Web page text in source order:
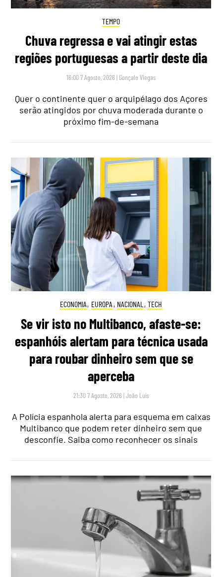
TEMPO
Chuva regressa e vai atingir estas
regiões portuguesas a partir deste dia
16:00 7 Agosto, 2026 | Gonçalo Viegas
Quer o continente quer o arquipélago dos Açores
serão atingidos por chuva moderada durante o
próximo fim-de-semana
ECONOMIA, EUROPA , NACIONAL , TECH
Se vir isto no Multibanco, afaste-se:
espanhóis alertam para técnica usada
para roubar dinheiro sem que se
aperceba
21:30 7 Agosto, 2026 |João Luís
A Polícia espanhola alerta para esquema em caixas
Multibanco que podem reter dinheiro sem que
desconfie. Saiba como reconhecer os sinais